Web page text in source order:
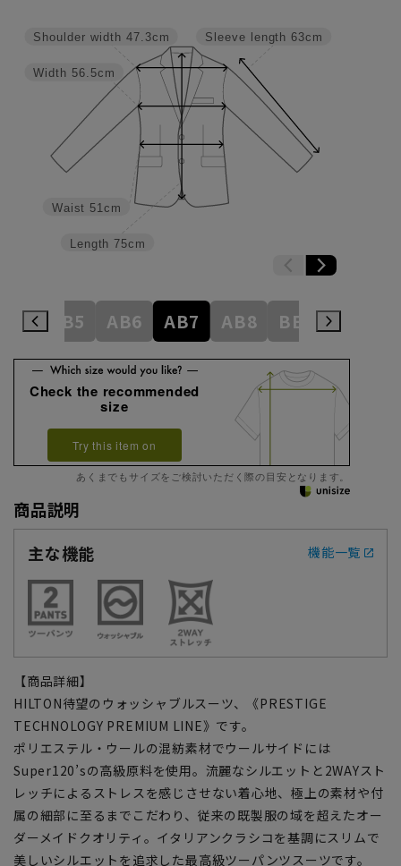
Sleeve length 63cm
Length 75cm
Waist 51cm
Width 56.5cm
Shoulder width 47.3cm
AB5 AB6 AB7 AB8 BE3 BE4
Check the recommended
size
Try this item on
あくまでもサイズをご検討いただく際の目安となります。
商品説明
主な機能
機能一覧
【商品詳細】
HILTON待望のウォッシャブルスーツ、《PRESTIGE
TECHNOLOGY PREMIUM LINE》です。
ポリエステル・ウールの混紡素材でウールサイドには
Super120’sの高級原料を使用。流麗なシルエットと2WAYスト
レッチによるストレスを感じさせない着心地、極上の素材や付
属の細部に至るまでこだわり、従来の既製服の域を超えたオー
ダーメイドクオリティ。イタリアンクラシコを基調にスリムで
美しいシルエットを追求した最高級ツーパンツスーツです。